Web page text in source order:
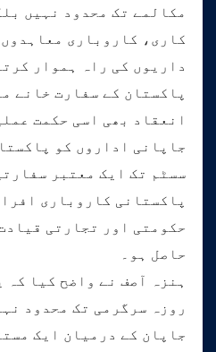
مکالمے تک محدود نہیں
کاری، کاروباری
داریوں کی راہ ہموار
پاکستان کے سفارت خانے
انعقاد بھی اسی حکمت
جاپانی اداروں کو
سسٹم تک ایک معتبر
پاکستانی کاروباری
حکومتی اور تجارتی
حاصل ہو۔
ہنزہ آصف نے واضح کیا کہ
روزہ سرگرمی تک محدود
جاپان کے درمیان ایک